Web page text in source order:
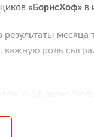
«БорисХоф» в
результаты месяца
важную роль